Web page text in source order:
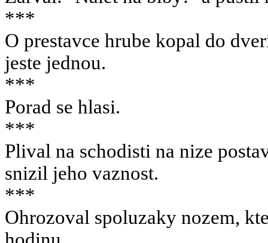
***
O prestavce hrube kopal do
jeste jednou.
***
Porad se hlasi.
***
Plival na schodisti na nize
snizil jeho vaznost.
***
Ohrozoval spoluzaky nozem,